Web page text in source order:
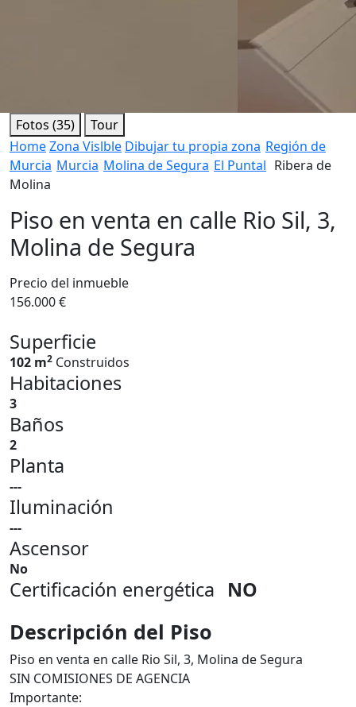
Fotos (35)
Tour
HomeZona Vislble Dibujar tu propia zona Región de
Murcia Murcia Molina de Segura El Puntal Ribera de
Molina
Piso en venta en calle Rio Sil, 3,
Molina de Segura
Precio del inmueble
156.000 €
Superficie
102 m2 Construidos
Habitaciones
3
Baños
2
Planta
---
Iluminación
---
Ascensor
No
Certificación energética NO
Descripción del Piso
Piso en venta en calle Rio Sil, 3, Molina de Segura
SIN COMISIONES DE AGENCIA
Importante: